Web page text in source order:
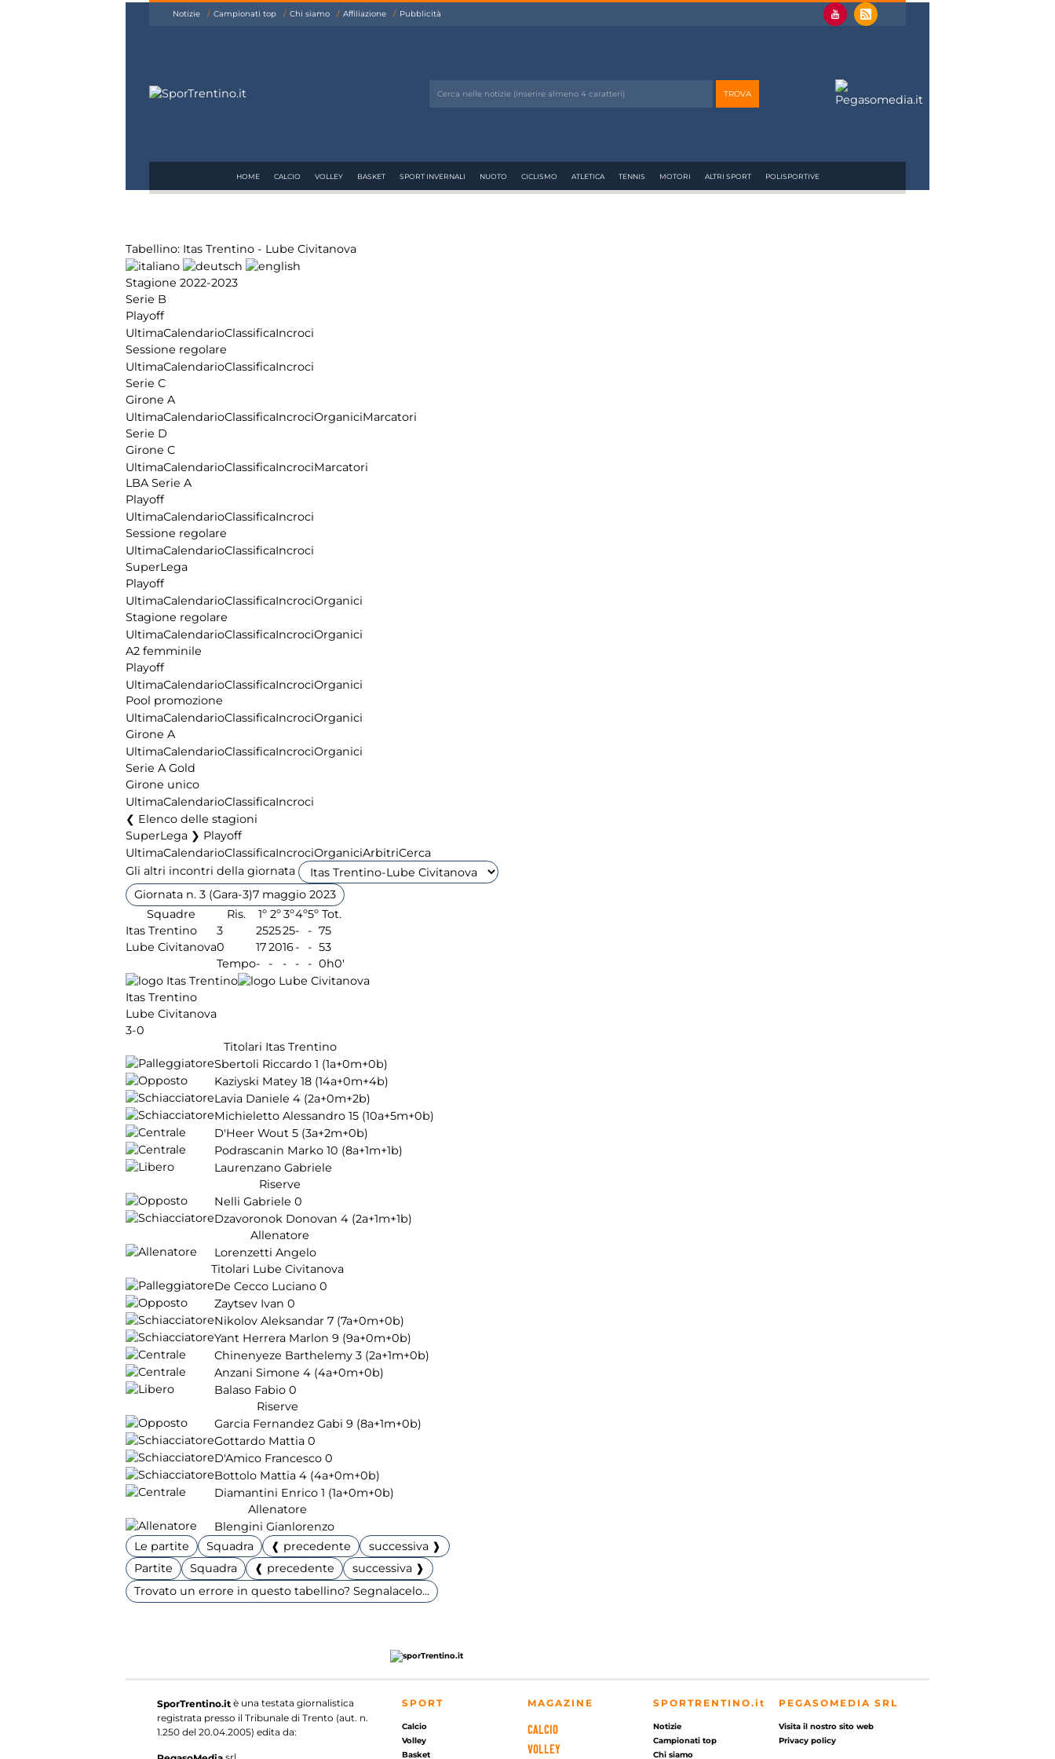
Notizie Campionati top Chi siamo Affiliazione Pubblicità
HOME CALCIO VOLLEY BASKET SPORT INVERNALI NUOTO CICLISMO ATLETICA TENNIS MOTORI ALTRI SPORT POLISPORTIVE
Tabellino: Itas Trentino - Lube Civitanova
Stagione 2022-2023
Serie B
Playoff
UltimaCalendarioClassificaIncroci
Sessione regolare
UltimaCalendarioClassificaIncroci
Serie C
Girone A
UltimaCalendarioClassificaIncrociOrganiciMarcatori
Serie D
Girone C
UltimaCalendarioClassificaIncrociMarcatori
LBA Serie A
Playoff
UltimaCalendarioClassificaIncroci
Sessione regolare
UltimaCalendarioClassificaIncroci
SuperLega
Playoff
UltimaCalendarioClassificaIncrociOrganici
Stagione regolare
UltimaCalendarioClassificaIncrociOrganici
A2 femminile
Playoff
UltimaCalendarioClassificaIncrociOrganici
Pool promozione
UltimaCalendarioClassificaIncrociOrganici
Girone A
UltimaCalendarioClassificaIncrociOrganici
Serie A Gold
Girone unico
UltimaCalendarioClassificaIncroci
Elenco delle stagioni
SuperLega ❯ Playoff
UltimaCalendarioClassificaIncrociOrganiciArbitriCerca
Gli altri incontri della giornata
Giornata n. 3 (Gara-3)7 maggio 2023
Squadre
Ris. 1º 2º3º4º5º Tot.
Itas Trentino
3 252525- - 75
Lube Civitanova0 172016- - 53
Tempo- - - - - 0h0'
Itas Trentino
Lube Civitanova
3-0
Titolari Itas Trentino
Sbertoli Riccardo 1 (1a+0m+0b)
Kaziyski Matey 18 (14a+0m+4b)
Lavia Daniele 4 (2a+0m+2b)
Michieletto Alessandro 15 (10a+5m+0b)
D'Heer Wout 5 (3a+2m+0b)
Podrascanin Marko 10 (8a+1m+1b)
Laurenzano Gabriele
Riserve
Nelli Gabriele 0
Dzavoronok Donovan 4 (2a+1m+1b)
Allenatore
Lorenzetti Angelo
Titolari Lube Civitanova
De Cecco Luciano 0
Zaytsev Ivan 0
Nikolov Aleksandar 7 (7a+0m+0b)
Yant Herrera Marlon 9 (9a+0m+0b)
Chinenyeze Barthelemy 3 (2a+1m+0b)
Anzani Simone 4 (4a+0m+0b)
Balaso Fabio 0
Riserve
Garcia Fernandez Gabi 9 (8a+1m+0b)
Gottardo Mattia 0
D'Amico Francesco 0
Bottolo Mattia 4 (4a+0m+0b)
Diamantini Enrico 1 (1a+0m+0b)
Allenatore
Blengini Gianlorenzo
Le partite
Squadra ❰ precedente
successiva ❱
Partite
Squadra ❰ precedente
successiva ❱
Trovato un errore in questo tabellino? Segnalacelo...
SporTrentino.it è una testata giornalistica
registrata presso il Tribunale di Trento (aut. n.
1.250 del 20.04.2005) edita da:
SPORT
Calcio
Volley
Basket
MAGAZINE
CALCIO
VOLLEY
SPORTRENTINO.it
Notizie
Campionati top
Chi siamo
PEGASOMEDIA SRL
Visita il nostro sito web
Privacy policy